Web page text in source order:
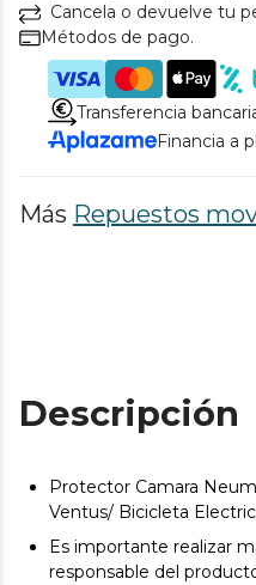
Cancela o devuelve tu
Métodos de pago.
Transferencia
Financia a
Más Repuestos
Descripción
Protector Camara
Ventus/ Bicicleta
Es importante realizar
responsable del